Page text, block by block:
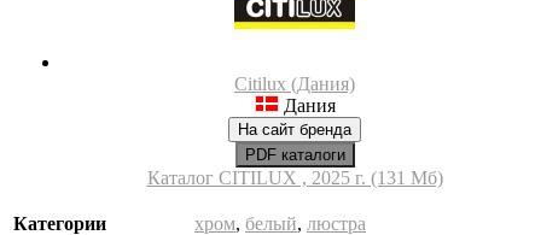
Citilux (Дания)
Дания
На сайт бренда
PDF каталоги
Каталог CITILUX , 2025 г. (131 Мб)
Категории хром, белый, люстра